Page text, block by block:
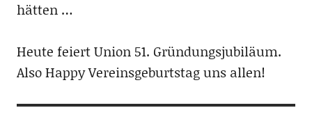
hätten …
Heute feiert Union 51. Gründungsjubiläum.
Also Happy Vereinsgeburtstag uns allen!